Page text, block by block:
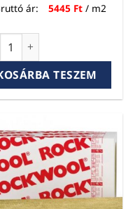
mennyiség
ár:
5445 Ft / m2
Airrock ND
TESZEM